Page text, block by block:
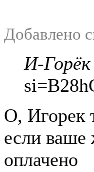
Добавлено
И-Горёк
О, Игорек
если ваше
оплачено